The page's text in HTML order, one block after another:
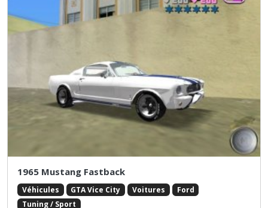
1965 Mustang Fastback
Véhicules GTA Vice City Voitures
Ford
Tuning / Sport